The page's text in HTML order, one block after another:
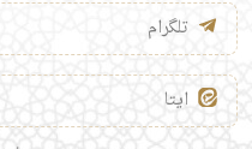
تلگرام
ایتا